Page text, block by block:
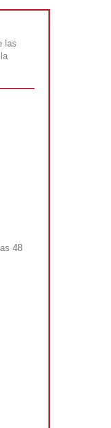
las
48